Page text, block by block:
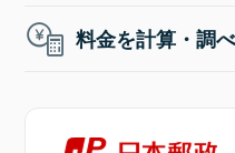
料金を計算・調